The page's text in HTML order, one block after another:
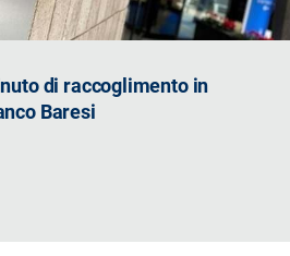
di raccoglimento in
Baresi